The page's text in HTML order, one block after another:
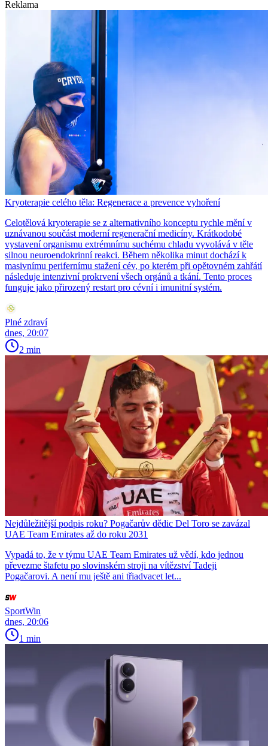
Reklama
Kryoterapie celého těla: Regenerace a prevence vyhoření
Celotělová kryoterapie se z alternativního konceptu rychle mění v
uznávanou součást moderní regenerační medicíny. Krátkodobé
vystavení organismu extrémnímu suchému chladu vyvolává v těle
silnou neuroendokrinní reakci. Během několika minut dochází k
masivnímu perifernímu stažení cév, po kterém při opětovném zahřátí
následuje intenzivní prokrvení všech orgánů a tkání. Tento proces
funguje jako přirozený restart pro cévní i imunitní systém.
Plné zdraví
dnes, 20:07
2 min
Nejdůležitější podpis roku? Pogačarův dědic Del Toro se zavázal
UAE Team Emirates až do roku 2031
Vypadá to, že v týmu UAE Team Emirates už vědí, kdo jednou
převezme štafetu po slovinském stroji na vítězství Tadeji
Pogačarovi. A není mu ještě ani třiadvacet let...
SportWin
dnes, 20:06
1 min